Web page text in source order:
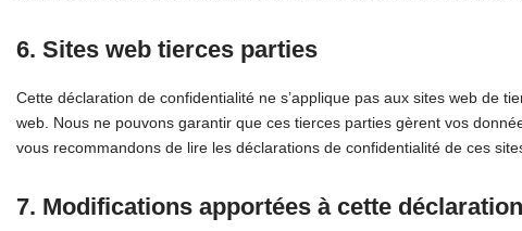
6. Sites web tierces parties
Cette déclaration de confidentialité ne s’applique pas aux sites web de
web. Nous ne pouvons garantir que ces tierces parties gèrent vos
vous recommandons de lire les déclarations de confidentialité de ces
7. Modifications apportées à cette